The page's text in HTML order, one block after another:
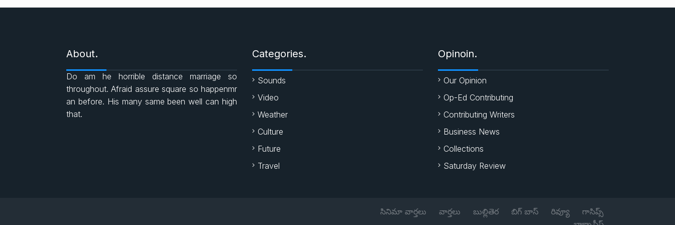
e
c
b
o
o
k
a
p
i
About.
Do am he horrible distance marriage so
throughout. Afraid assure square so happenmr
an before. His many same been well can high
that.
Categories.
Sounds
Video
Weather
Culture
Future
Travel
Opinoin.
Our Opinion
Op-Ed Contributing
Contributing Writers
Business News
Collections
Saturday Review
సినిమా వార్తలు వార్తలు బుల్లితెర బిగ్ బాస్ రివ్యూ
గాసిప్స్